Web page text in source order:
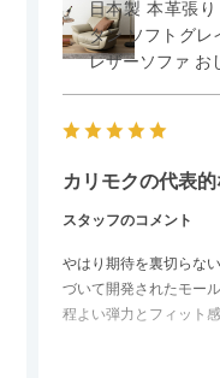
日本製 本革張
タン ソフトグレ
レザーソファ お
カリモクの代表
スタッフのコメント
やはり期待を裏切らな
づいて開発されたモー
程よい弾力とフィット
リラックスタイムによ